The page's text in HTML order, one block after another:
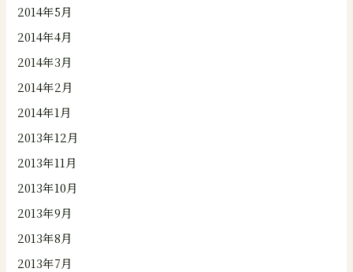
2014年5月
2014年4月
2014年3月
2014年2月
2014年1月
2013年12月
2013年11月
2013年10月
2013年9月
2013年8月
2013年7月